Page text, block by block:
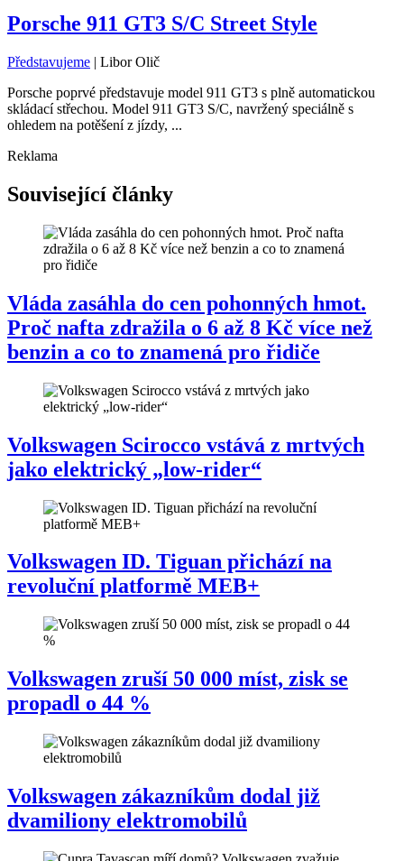
Porsche 911 GT3 S/C Street Style
Představujeme | Libor Olič
Porsche poprvé představuje model 911 GT3 s plně automatickou
skládací střechou. Model 911 GT3 S/C, navržený speciálně s
ohledem na potěšení z jízdy, ...
Reklama
Související články
Vláda zasáhla do cen pohonných hmot.
Proč nafta zdražila o 6 až 8 Kč více než
benzin a co to znamená pro řidiče
Volkswagen Scirocco vstává z mrtvých
jako elektrický „low-rider“
Volkswagen ID. Tiguan přichází na
revoluční platformě MEB+
Volkswagen zruší 50 000 míst, zisk se
propadl o 44 %
Volkswagen zákazníkům dodal již
dvamiliony elektromobilů